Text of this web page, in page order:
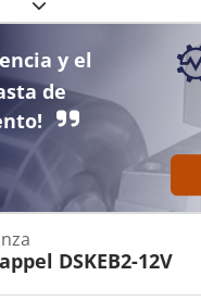
pasos * Peso: 70 kg
y el
de
DSKEB2-12V